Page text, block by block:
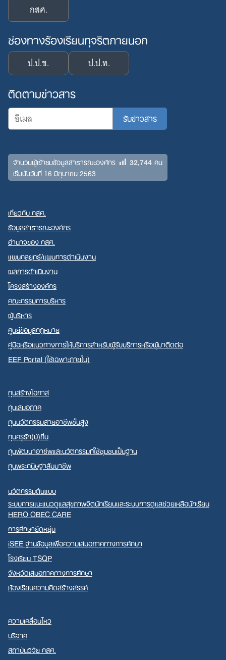
กสศ.
ช่องทางร้องเรียนทุจริตภายนอก
ป.ป.ช. ป.ป.ท.
ติดตามข่าวสาร
จำนวนผู้เข้าชมข้อมูลสาธารณะองค์กร 32,744คน
เริ่มนับวันที่ 16 มิถุนายน 2563
เกี่ยวกับ กสศ.
ข้อมูลสาธารณะองค์กร
อำนาจของ กสศ.
แผนกลยุทธ์/แผนการดำเนินงาน
ผลการดำเนินงาน
โครงสร้างองค์กร
คณะกรรมการบริหาร
ผู้บริหาร
ศูนย์ข้อมูลกฎหมาย
คู่มือหรือแนวทางการให้บริการสำหรับผู้รับบริการหรือผู้มาติดต่อ
EEF Portal (ใช้เฉพาะภายใน)
ทุนสร้างโอกาส
ทุนเสมอภาค
ทุนนวัตกรรมสายอาชีพชั้นสูง
ทุนครูรัก(ษ์)ถิ่น
ทุนพัฒนาอาชีพและนวัตกรรมที่ใช้ชุมชนเป็นฐาน
ทุนพระกนิษฐาสัมมาชีพ
นวัตกรรมต้นแบบ
ระบบการแนะแนวดูแลสุขภาพจิตนักเรียนและระบบการดูแลช่วยเหลือนักเรียน
HERO OBEC CARE
การศึกษายืดหยุ่น
iSEE ฐานข้อมูลเพื่อความเสมอภาคทางการศึกษา
โรงเรียน TSQP
จังหวัดเสมอภาคทางการศึกษา
ห้องเรียนความคิดสร้างสรรค์
ความเคลื่อนไหว
บริจาค
สถาบันวิจัย กสศ.